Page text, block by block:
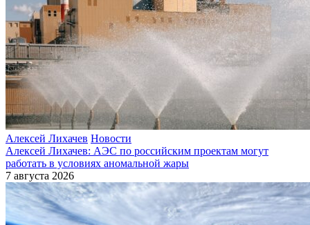
Алексей Лихачев Новости
Алексей Лихачев: АЭС по российским проектам могут
работать в условиях аномальной жары
7 августа 2026